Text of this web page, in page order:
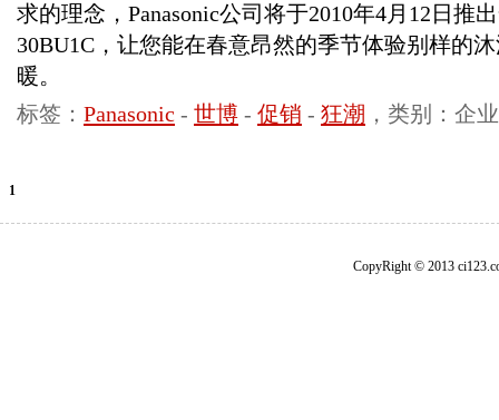
求的理念，Panasonic公司将于2010年4月12日
30BU1C，让您能在春意昂然的季节体验别样的
暖。
标签： Panasonic - 世博 - 促销 - 狂潮 ，类别：企
1
CopyRight © 2013